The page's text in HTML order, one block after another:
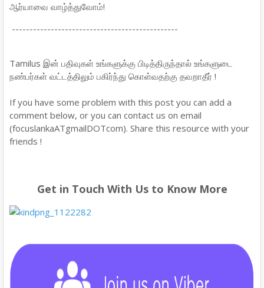
ஆர்யாவை வாழ்த்துவோம்!
-----------------------------------------------
Tamilus இன் பதிவுகள் உங்களுக்கு பிடித்திருந்தால் உங்களுடை
நண்பர்கள் வட்டத்திலும் பகிர்ந்து கொள்வதற்கு தவறாதீர் !
If you have some problem with this post you can add a
comment below, or you can contact us on email
(focuslankaATgmailDOTcom). Share this resource with your
friends !
Get in Touch With Us to Know More